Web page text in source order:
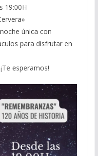
19:00H
única con
para disfrutar en
esperamos!